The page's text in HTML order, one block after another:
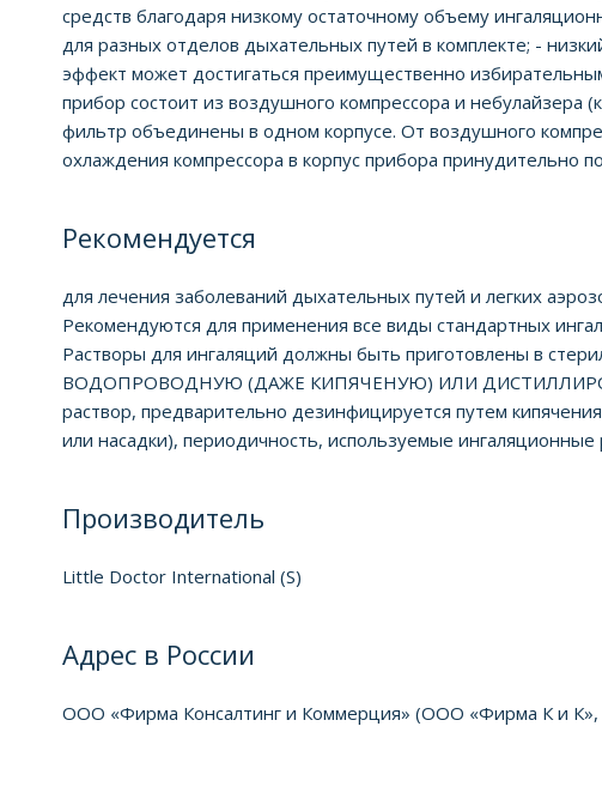
средств благодаря низкому остаточному объему
для разных отделов дыхательных путей в комплекте; -
эффект может достигаться преимущественно
прибор состоит из воздушного компрессора и
фильтр объединены в одном корпусе. От воздушного
охлаждения компрессора в корпус прибора принудительно
Рекомендуется
для лечения заболеваний дыхательных путей и легких
Рекомендуются для применения все виды стандартных
Растворы для ингаляций должны быть приготовлены в
ВОДОПРОВОДНУЮ (ДАЖЕ КИПЯЧЕНУЮ) ИЛИ
раствор, предварительно дезинфицируется путем
или насадки), периодичность, используемые
Производитель
Little Doctor International (S)
Адрес в России
ООО «Фирма Консалтинг и Коммерция» (ООО «Фирма К и К»,